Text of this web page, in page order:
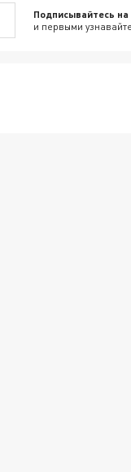
Подписывайтесь
и первыми